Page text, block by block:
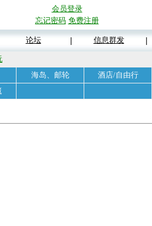
会员登录
忘记密码 免费注册
论坛 信息群发
海岛、邮轮 酒店/自由行